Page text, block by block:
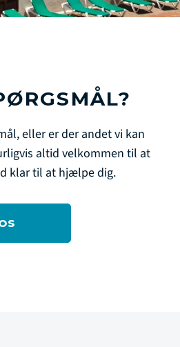
eller er der andet vi kan
altid velkommen til at
klar til at hjælpe dig.